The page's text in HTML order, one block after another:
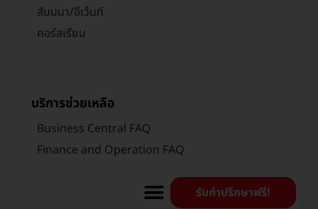
รับคำปรึกษาฟรี!
สัมมนา/อีเว้นท์
คอร์สเรียน
บริการช่วยเหลือ
Business Central FAQ
Finance and Operation FAQ
Incident Login